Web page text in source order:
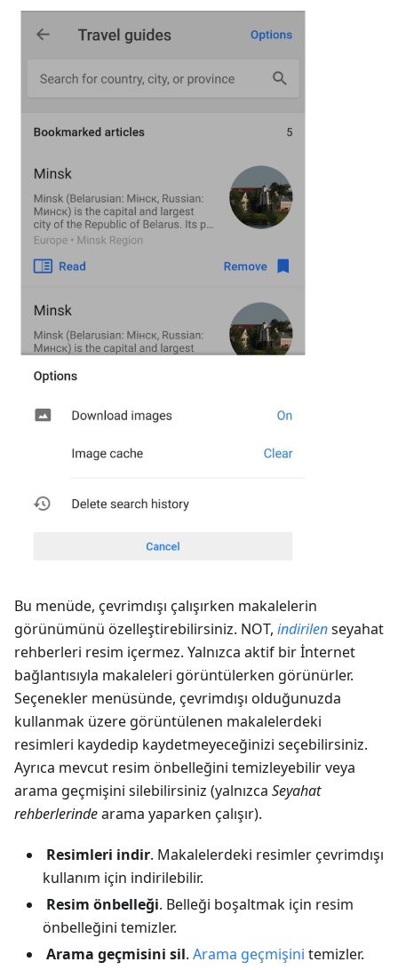
Bu menüde, çevrimdışı çalışırken makalelerin
görünümünü özelleştirebilirsiniz. NOT, indirilenseyahat
rehberleri resim içermez. Yalnızca aktif bir İnternet
bağlantısıyla makaleleri görüntülerken görünürler.
Seçenekler menüsünde, çevrimdışı olduğunuzda
kullanmak üzere görüntülenen makalelerdeki
resimleri kaydedip kaydetmeyeceğinizi seçebilirsiniz.
Ayrıca mevcut resim önbelleğini temizleyebilir veya
arama geçmişini silebilirsiniz (yalnızca Seyahat
rehberlerindearama yaparken çalışır).
Resimleri indir. Makalelerdeki resimler çevrimdışı
kullanım için indirilebilir.
Resim önbelleği. Belleği boşaltmak için resim
önbelleğini temizler.
Arama geçmisini sil. Arama geçmişini temizler.